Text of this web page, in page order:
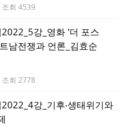
조회 4539
강_영화 '더 포스
남전쟁과 언론_김효순
조회 2778
강_기후‧생태위기와